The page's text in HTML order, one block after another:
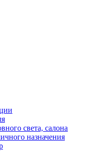
света, салона
назначения